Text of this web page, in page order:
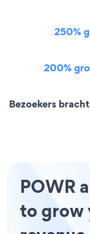
250%
200%
Bezoekers
POWR
to grow